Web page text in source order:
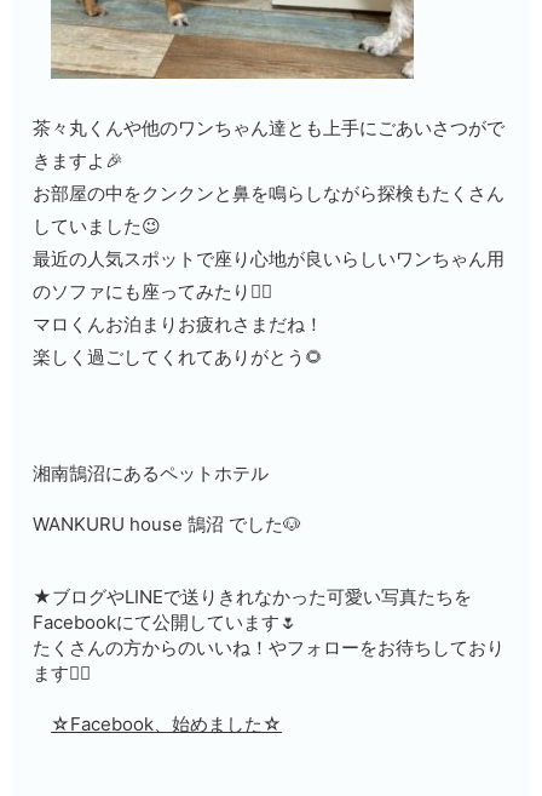
茶々丸くんや他のワンちゃん達とも上手にごあいさつがで
きますよ🎉
お部屋の中をクンクンと鼻を鳴らしながら探検もたくさん
していました😉
最近の人気スポットで座り心地が良いらしいワンちゃん用
のソファにも座ってみたり👌🏻
マロくんお泊まりお疲れさまだね！
楽しく過ごしてくれてありがとう🌻
湘南鵠沼にあるペットホテル
WANKURU house 鵠沼 でした🐶
★ブログやLINEで送りきれなかった可愛い写真たちを
Facebookにて公開しています🌷
たくさんの方からのいいね！やフォローをお待ちしており
ます🙇‍♀️
☆Facebook、始めました☆